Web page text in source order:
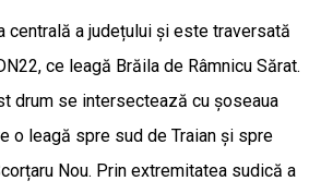
centrală a județului și este traversată
ce leagă Brăila de Râmnicu Sărat.
drum se intersectează cu șoseaua
o leagă spre sud de Traian și spre
Nou. Prin extremitatea sudică a